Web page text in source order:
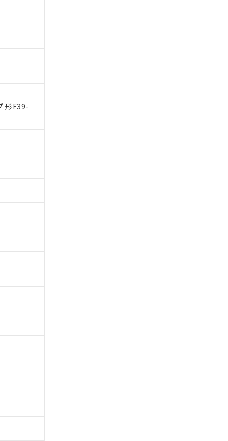
形F39-
御機器販売店・
ようお願いしま
ズにご登録され
社の共同利用者
とをご了承くだ
はありません。
品に未対応品が
年1月12日よ
ない年数を意
これらの製造装
、取り引きをい